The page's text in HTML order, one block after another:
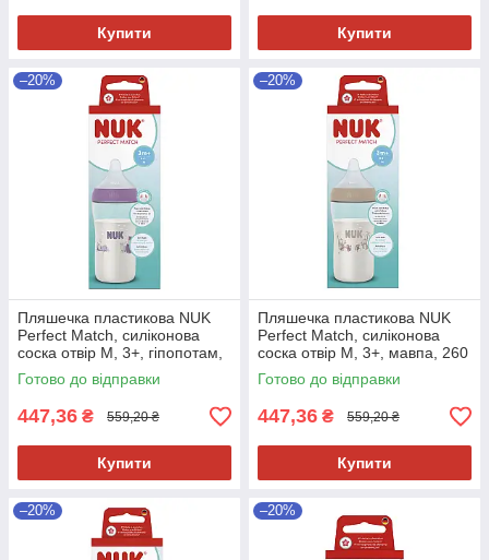
Купити Купити
–20%
Пляшечка пластикова NUK
Perfect Match, силіконова
соска отвір М, 3+, гіпопотам,
260 мл
Готово до відправки
447,36 ₴ 559,20 ₴
Купити
–20%
Пляшечка пластикова NUK
Perfect Match, силіконова
соска отвір М, 3+, мавпа, 260
мл
Готово до відправки
447,36 ₴ 559,20 ₴
Купити
–20% –20%